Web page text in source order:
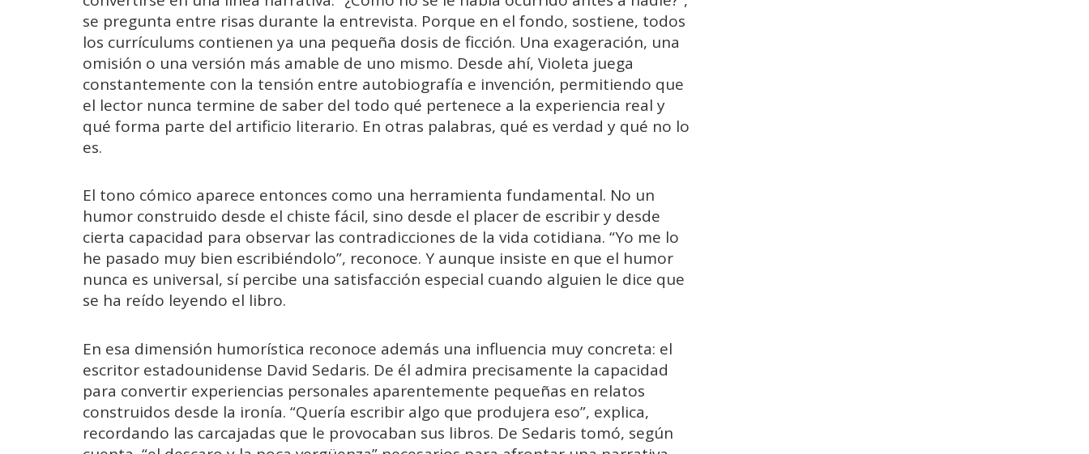
se pregunta entre risas durante la entrevista. Porque en el fondo, sostiene, todos
los currículums contienen ya una pequeña dosis de ficción. Una exageración, una
omisión o una versión más amable de uno mismo. Desde ahí, Violeta juega
constantemente con la tensión entre autobiografía e invención, permitiendo que
el lector nunca termine de saber del todo qué pertenece a la experiencia real y
qué forma parte del artificio literario. En otras palabras, qué es verdad y qué no lo
es.
El tono cómico aparece entonces como una herramienta fundamental. No un
humor construido desde el chiste fácil, sino desde el placer de escribir y desde
cierta capacidad para observar las contradicciones de la vida cotidiana. “Yo me lo
he pasado muy bien escribiéndolo”, reconoce. Y aunque insiste en que el humor
nunca es universal, sí percibe una satisfacción especial cuando alguien le dice que
se ha reído leyendo el libro.
En esa dimensión humorística reconoce además una influencia muy concreta: el
escritor estadounidense David Sedaris. De él admira precisamente la capacidad
para convertir experiencias personales aparentemente pequeñas en relatos
construidos desde la ironía. “Quería escribir algo que produjera eso”, explica,
recordando las carcajadas que le provocaban sus libros. De Sedaris tomó, según